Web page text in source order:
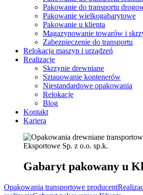
Pakowanie do transportu
Pakowanie wielkogabarytowe
Pakowanie u klienta
Magazynowanie towarów i
Zabezpieczenie do transportu
Relokacja maszyn i urządzeń
Realizacje
Skrzynie drewniane
Sztauowanie kontenerów
Niestandardowe opakowania
Relokacje
Blog
Kontakt
Kariera
Gabaryt pakowany u
Opakowania transportowe producent